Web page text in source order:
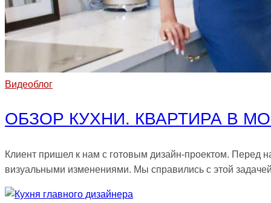
Видеоблог
ОБЗОР КУХНИ. КВАРТИРА В
Клиент пришел к нам с готовым дизайн-проектом. Перед
визуальными изменениями. Мы справились с этой